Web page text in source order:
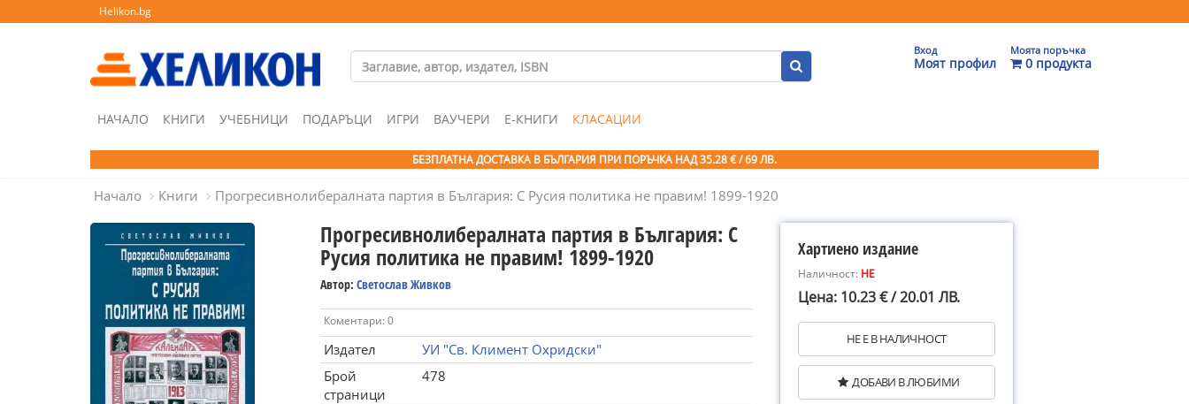
Helikon.bg
Вход
Моят профил
Моята поръчка
0 продукта
НАЧАЛО КНИГИ УЧЕБНИЦИ ПОДАРЪЦИ ИГРИ ВАУЧЕРИ Е-КНИГИ КЛАСАЦИИ
БЕЗПЛАТНА ДОСТАВКА В БЪЛГАРИЯ ПРИ ПОРЪЧКА НАД 35.28 € / 69 ЛВ.
Начало Книги Прогресивнолибералната партия в България: С Русия политика не правим! 1899-1920
Прогресивнолибералната партия в България: С
Русия политика не правим! 1899-1920
Автор: Светослав Живков
Коментари: 0
Издател
УИ "Св. Климент Охридски"
Брой
страници
478
Хартиено издание
Наличност: НЕ
Цена: 10.23 € / 20.01 ЛВ.
НЕ Е В НАЛИЧНОСТ
ДОБАВИ В ЛЮБИМИ